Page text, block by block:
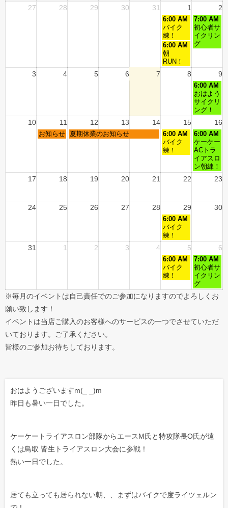
27
28 29 30 31 1 2
6:00 AM
バイク
練！
7:00 AM
初心者サ
イクリン
グ
6:00 AM
朝
RUN！
3 4 5 6 7 8 9
6:00 AM
おはよう
サイクリ
ング！
10 11 12 13 14 15 16
お知らせ 夏期休業のお知らせ
6:00 AM
バイク
練！
6:00 AM
ケーケー
ACトラ
イアスロ
ン朝練！
17 18 19 20 21 22 23
24 25 26 27 28 29 30
6:00 AM
バイク
練！
31 1 2 3 4 5 6
6:00 AM
バイク
練！
7:00 AM
初心者サ
イクリン
グ
※毎月のイベントは自己責任でのご参加になりますのでよろしくお
願い致します！
イベントは当店ご購入のお客様へのサービスの一つでさせていただ
いております。ご了承ください。
皆様のご参加お待ちしております。
おはようございますm(_ _)m
昨日も暑い一日でした。
ケーケートライアスロン部隊からエースM氏と特攻隊長O氏が遠
くは鳥取 皆生トライアスロン大会に参戦！
熱い一日でした。
居ても立っても居られない朝、、まずはバイクで度ライツェルン